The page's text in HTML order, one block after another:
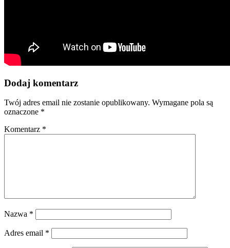
Dodaj komentarz
Twój adres email nie zostanie opublikowany. Wymagane pola są
oznaczone *
Komentarz *
Nazwa *
Adres email *